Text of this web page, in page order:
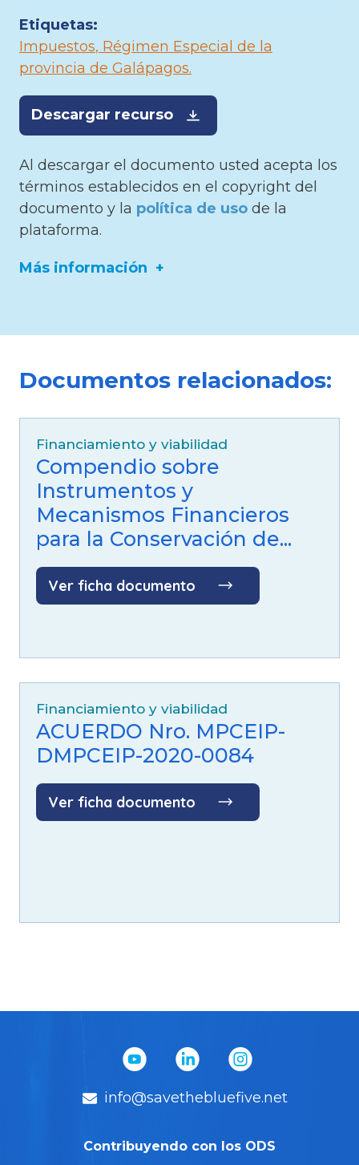
Etiquetas:
Impuestos Régimen Especial de la
provincia de Galápagos
Descargar recurso
Al descargar el documento usted acepta los
términos establecidos en el copyright del
documento y la política de uso de la
plataforma.
Más información
Idioma:Español
Documentos relacionados:
Financiamiento y viabilidad
Compendio sobre
Instrumentos y
Mecanismos Financieros
para la Conservación de...
Ver ficha documento
Financiamiento y viabilidad
ACUERDO Nro. MPCEIP-
DMPCEIP-2020-0084
Ver ficha documento
info@savethebluefive.net
Contribuyendo con los ODS